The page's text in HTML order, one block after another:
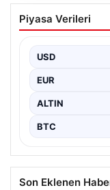
Sörloth
ve Beşiktaş
sahne olurken,
Piyasa Verileri
USD
EUR
ALTIN
BTC
Son Eklenen